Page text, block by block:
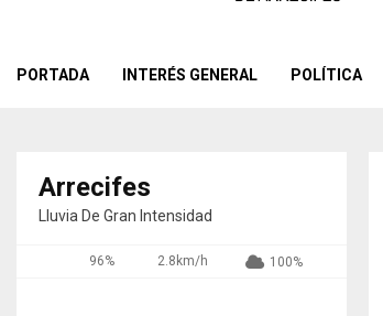
PORTADA INTERÉS GENERAL POLÍTICA
Arrecifes
Lluvia De Gran Intensidad
96% 2.8km/h 100%